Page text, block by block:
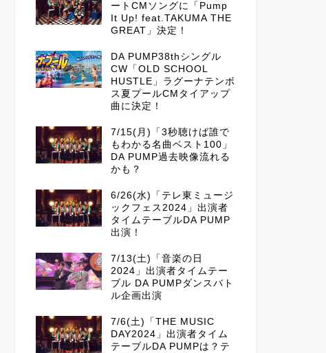
ートCMソングに「Pump
It Up! feat.TAKUMA THE
GREAT」決定！
DA PUMP38thシングル
CW「OLD SCHOOL
HUSTLE」ラグーナテンボ
ス夏プールCMタイアップ
曲に決定！
7/15(月)「3秒聴けば誰で
もわかる名曲ベスト100」
DA PUMP過去映像流れる
かも？
6/26(水)「テレ東ミュージ
ックフェス2024」出演者
タイムテーブルDA PUMP
出演！
7/13(土)「音楽の日
2024」出演者タイムテー
ブル DA PUMPダンスバト
ル企画出演
7/6(土)「THE MUSIC
DAY2024」出演者タイム
テーブルDA PUMPは？テ